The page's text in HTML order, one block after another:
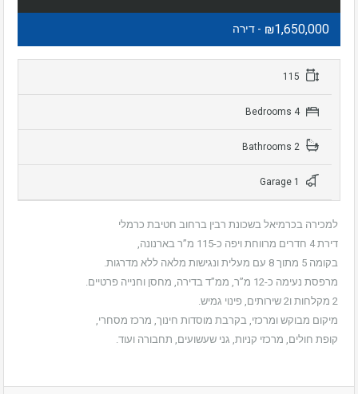
₪1,650,000 - דירה
4 Bedrooms
למכירה בכרמיאל בשכונת רבין ברחוב חטיבת כרמלי
דירת 4 חדרים מרווחת ויפה כ-115 מ”ר בארנונה,
בקומה 5 מתוך 8 עם מעלית ונגישות מלאה ללא מדרגות.
מרפסת נעימה כ-12 מ”ר, ממ”ד בדירה, מחסן וחנייה פרטיים.
2 מקלחות ו2 שירותים, פינוי גמיש.
מיקום מבוקש ומרכזי, בקרבת מוסדות חינוך, מרכז מסחרי,
קופת חולים, מרכזי קניות, גני שעשועים, תחבורה ועוד.